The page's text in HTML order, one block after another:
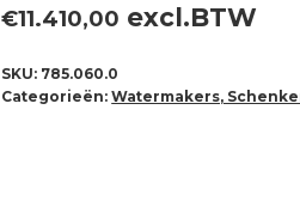
€11.410,00 excl.BTW
SKU: 785.060.0
Categorieën:Watermakers,